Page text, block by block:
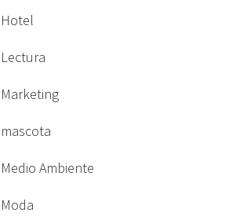
Hotel
Lectura
Marketing
mascota
Medio Ambiente
Moda